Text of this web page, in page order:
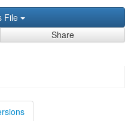
File
Share